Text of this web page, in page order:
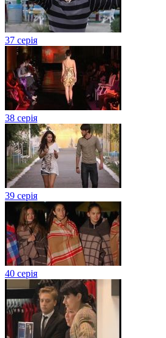
37 серія
38 серія
39 серія
40 серія